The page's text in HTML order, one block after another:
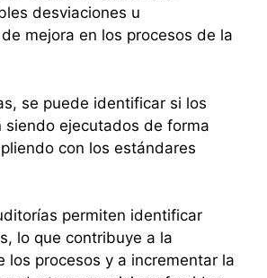
desviaciones u
mejora en los procesos de la
se puede identificar si los
siendo ejecutados de forma
con los estándares
permiten identificar
lo que contribuye a la
los procesos y a incrementar la